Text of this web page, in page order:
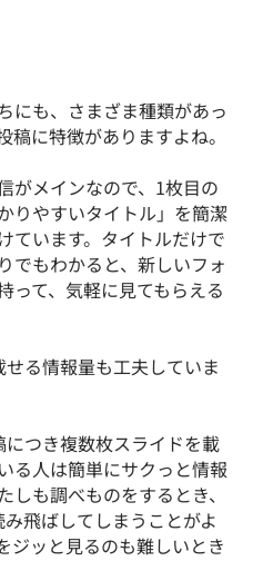
にも、さまざま種類があっ
に特徴がありますよね。
がメインなので、1枚目の
りやすいタイトル」を簡潔
ています。タイトルだけで
でもわかると、新しいフォ
って、気軽に見てもらえる
る情報量も工夫していま
つき複数枚スライドを載
る人は簡単にサクっと情報
も調べものをするとき、
飛ばしてしまうことがよ
ジッと見るのも難しいとき